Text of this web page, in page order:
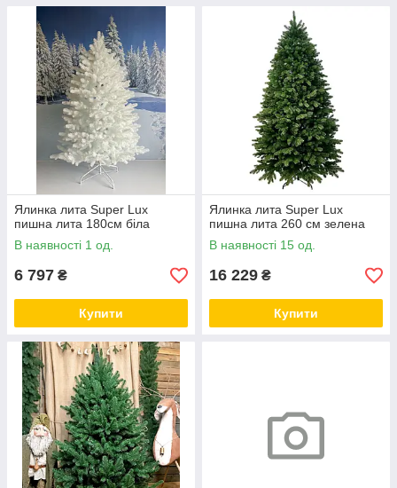
Ялинка лита Super Lux
пишна лита 180см біла
В наявності 1 од.
6 797 ₴
Купити
Ялинка лита Super Lux
пишна лита 260 см зелена
В наявності 15 од.
16 229 ₴
Купити